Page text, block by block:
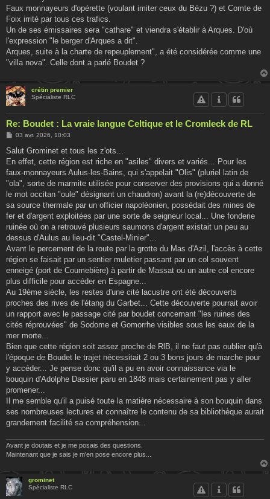
Faux monnayeurs d'opérette (voulant imiter ceux du Bézu ?) et Comte de
Foix irrité par tous ces trafics.
Un de ses émissaires sera "cathare" et viendra s'établir à Arques. D'où
l'expression "le berger d'Arques a dit".
Arques, suite à la charte de repeuplement", a été considérée comme une
"villa nova". Celle dont a parlé Boudet ?
crétin premier
Spécialiste RLC
Re: Boudet : La vraie langue Celtique et le Cromleck de RL
M
s
a
g
03 avr. 2026, 10:03
Salut Grominet et tous les z'ots...
En effet, cette région est riche en "asiles" divers et variés... Pour les
faux-monnayeurs Aulus-les-Bains, qui s'appelait "Olis" (pluriel latin de
"ola", sorte de marmite utilisée pour conserver des provisions qui a donné
le mot occitan "oule" désignant un chaudron) avant la (re)découverte de
sa source thermale par un officier napoléonien, possédait des mines de
fer et d'argent exploitées par une sorte de seigneur local... Une fonderie
ruinée où on a retrouvé plusieurs saumons d'argent existait un peu au
dessus d'Aulus au lieu-dit "Castel-Minier"...
Avant le percement de la route par la grotte du Mas d'Azil, l'accès à cette
région se faisait par un sentier muletier passant par un col souvent
enneigé (port de Coumebière) à partir de Massat ou un autre col encore
plus difficile pour accéder en Espagne...
Au 19ème siècle, les restes d'une cité lacustre ont été découverts
proches des rives de l'étang du Garbet... Cette découverte pourrait avoir
un rapport avec le passage cité par boudet concernant "les ruines des
cités réprouvées" de Sodome et Gomorrhe visibles sous les eaux de la
mer morte...
Bien que cette région soit assez proche de RlB, il ne faut pas oublier qu'à
l'époque de Boudet le trajet nécessitait 2 ou 3 bons jours de marche pour
y accéder... Je pense donc qu'il a pu en avoir connaissance via le
bouquin d'Adolphe Dassier paru en 1848 mais certainement pas y aller
promener...
Il me semble qu'il a puisé toute la matière nécessaire à son bouquin dans
ses nombreuses lectures et connaître le contenu de sa bibliothèque aurait
grandement facilité sa compréhension...
Avant je doutais et je me posais des questions.
Maintenant que je sais je m'en pose encore plus...
grominet
Spécialiste RLC